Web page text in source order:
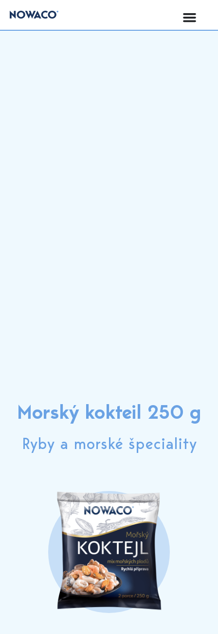
Morský kokteil 250 g
Ryby a morské špeciality